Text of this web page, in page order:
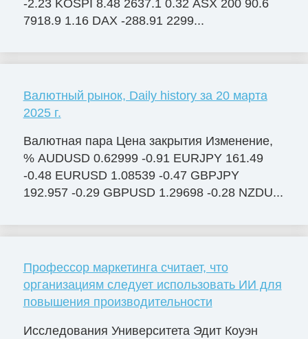
-2.23 KOSPI 8.48 2637.1 0.32 ASX 200 90.6
7918.9 1.16 DAX -288.91 2299...
Валютный рынок, Daily history за 20 марта
2025 г.
Валютная пара Цена закрытия Изменение,
% AUDUSD 0.62999 -0.91 EURJPY 161.49
-0.48 EURUSD 1.08539 -0.47 GBPJPY
192.957 -0.29 GBPUSD 1.29698 -0.28 NZDU...
Профессор маркетинга считает, что
организациям следует использовать ИИ для
повышения производительности
Исследования Университета Эдит Коуэн